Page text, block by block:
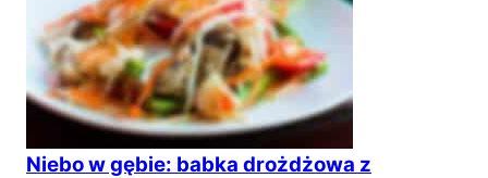
Niebo w gębie: babka drożdżowa z